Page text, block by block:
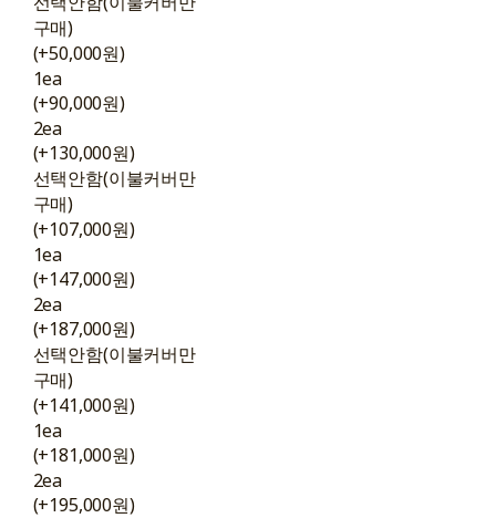
구매)
(+50,000원)
1ea
(+90,000원)
2ea
(+130,000원)
선택안함(이불커버만
구매)
(+107,000원)
1ea
(+147,000원)
2ea
(+187,000원)
선택안함(이불커버만
구매)
(+141,000원)
1ea
(+181,000원)
2ea
(+195,000원)